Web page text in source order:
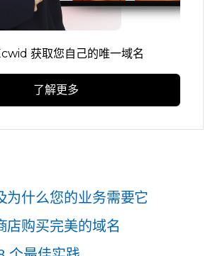
获取您自己的唯一域名
了解更多
为什么您的业务需要它
店购买完美的域名